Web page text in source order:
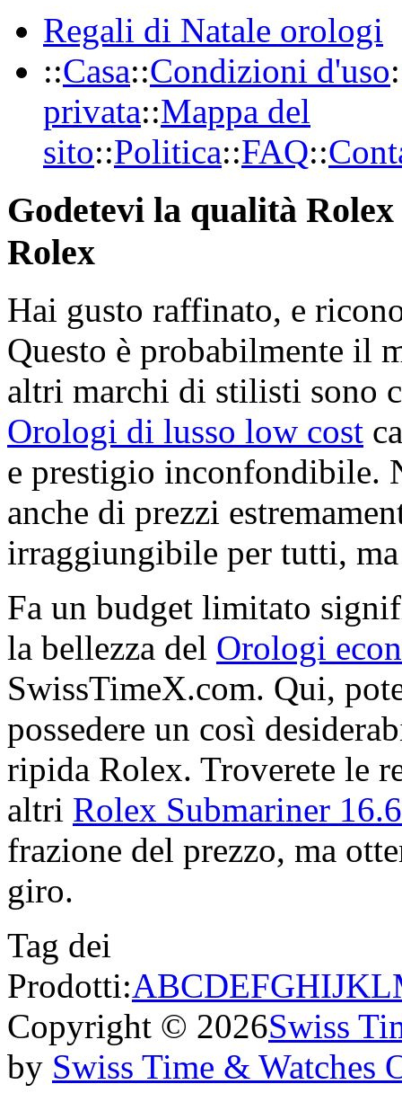
Regali di Natale orologi
::Casa::Condizioni d'uso
privata::Mappa del
sito::Politica::FAQ::
Godetevi la qualità
Rolex
Hai gusto raffinato, e
Questo è probabilmente il
altri marchi di stilisti sono
Orologi di lusso low cost
e prestigio inconfondibile.
anche di prezzi
irraggiungibile per tutti,
Fa un budget limitato
la bellezza del Orologi
SwissTimeX.com. Qui,
possedere un così
ripida Rolex. Troverete le
altri Rolex Submariner
frazione del prezzo, ma
giro.
Tag dei
Prodotti:ABCDEFGHIJKL
Copyright © 2026Swiss
by Swiss Time & Watches